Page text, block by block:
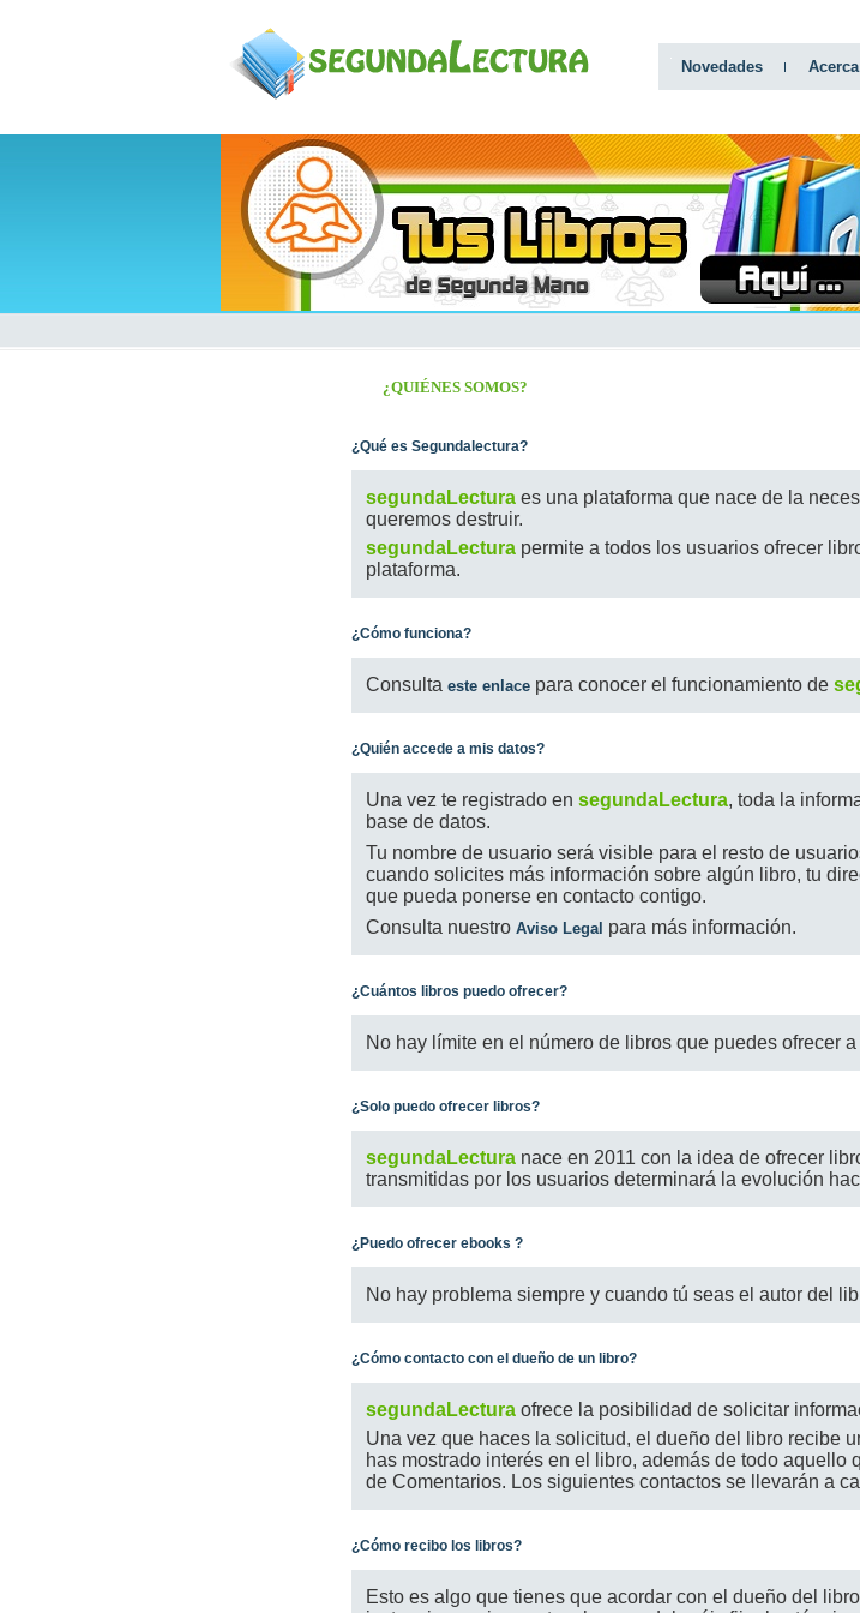
Novedades
¿QUIÉNES SOMOS?
¿Qué es Segundalectura?
segundaLecturaes una plataforma que nace de la
queremos destruir.
segundaLecturapermite a todos los usuarios ofrecer
plataforma.
¿Cómo funciona?
Consulta este enlacepara conocer el funcionamiento de
¿Quién accede a mis datos?
Una vez te registrado en segundaLectura, toda la
base de datos.
Tu nombre de usuario será visible para el resto de
cuando solicites más información sobre algún libro, tu
que pueda ponerse en contacto contigo.
Consulta nuestro Aviso Legal para más información.
¿Cuántos libros puedo ofrecer?
No hay límite en el número de libros que puedes ofrecer
¿Solo puedo ofrecer libros?
segundaLecturanace en 2011 con la idea de ofrecer
transmitidas por los usuarios determinará la evolución
¿Puedo ofrecer ebooks ?
No hay problema siempre y cuando tú seas el autor del
¿Cómo contacto con el dueño de un libro?
segundaLecturaofrece la posibilidad de solicitar
Una vez que haces la solicitud, el dueño del libro recibe
has mostrado interés en el libro, además de todo
de Comentarios. Los siguientes contactos se llevarán a
¿Cómo recibo los libros?
Esto es algo que tienes que acordar con el dueño del